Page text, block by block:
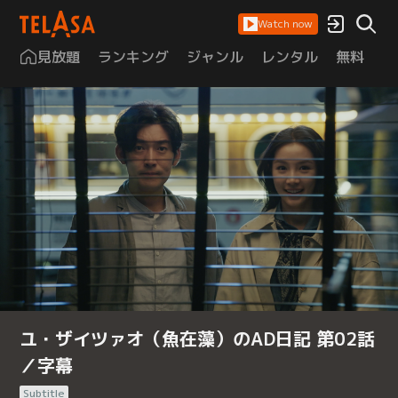
Watch now
見放題 ランキング ジャンル レンタル 無料
ユ・ザイツァオ（魚在藻）のAD日記 第02話
／字幕
Subtitle